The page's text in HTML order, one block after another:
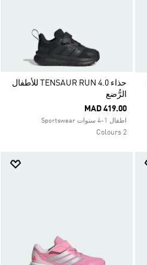
حذاء TENSAUR RUN 4.0 للأطفال
الرُّضع
MAD 419.00
اطفال 1-4 سنوات Sportswear
2 Colours